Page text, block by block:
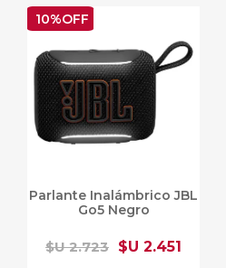
10%OFF
Parlante Inalámbrico JBL
Go5 Negro
$U 2.723 $U 2.451